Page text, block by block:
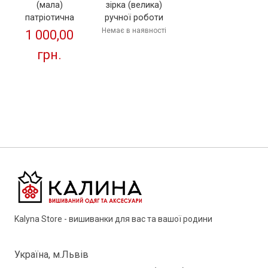
(мала)
патріотична
1 000,00
грн.
зірка (велика)
ручної роботи
від ТМ КАЛИНА
Немає в наявності
Kalyna Store - вишиванки для вас та вашої родини
Україна, м.Львів